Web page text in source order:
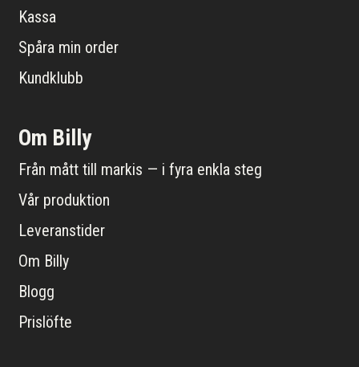
Kassa
Spåra min order
Kundklubb
Om Billy
Från mått till markis — i fyra enkla steg
Vår produktion
Leveranstider
Om Billy
Blogg
Prislöfte